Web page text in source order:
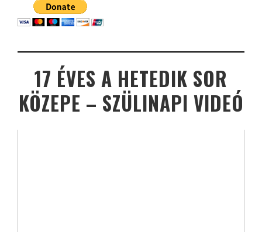
17 ÉVES A HETEDIK SOR
KÖZEPE – SZÜLINAPI VIDEÓ